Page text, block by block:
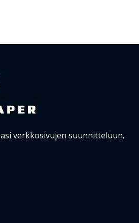
verkkosivujen suunnitteluun.